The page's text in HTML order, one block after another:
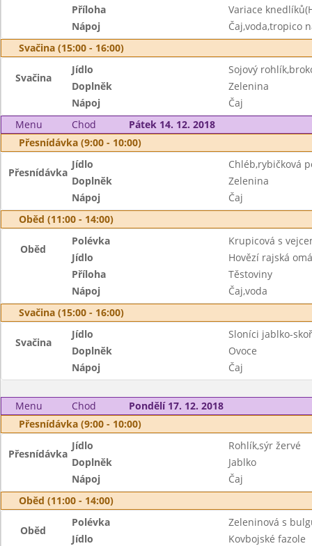
Příloha
Variace
Nápoj
Čaj,voda,tropico
Svačina (15:00 - 16:00)
Svačina
Jídlo
Sojový
Doplněk
Zelenina
Nápoj
Čaj
Menu
Chod
Pátek 14. 12. 2018
Přesnídávka (9:00 - 10:00)
Přesnídávka
Jídlo
Chléb,rybičková
Doplněk
Zelenina
Nápoj
Čaj
Oběd (11:00 - 14:00)
Oběd
Polévka
Krupicová s
Jídlo
Hovězí rajská
Příloha
Těstoviny
Nápoj
Čaj,voda
Svačina (15:00 - 16:00)
Svačina
Jídlo
Sloníci jablko-
Doplněk
Ovoce
Nápoj
Čaj
Menu Chod
Pondělí 17. 12. 2018
Přesnídávka (9:00 - 10:00)
Přesnídávka
Jídlo
Rohlík,sýr žervé
Doplněk
Jablko
Nápoj
Čaj
Oběd (11:00 - 14:00)
Oběd
Polévka
Zeleninová s
Jídlo
Kovbojské fazole